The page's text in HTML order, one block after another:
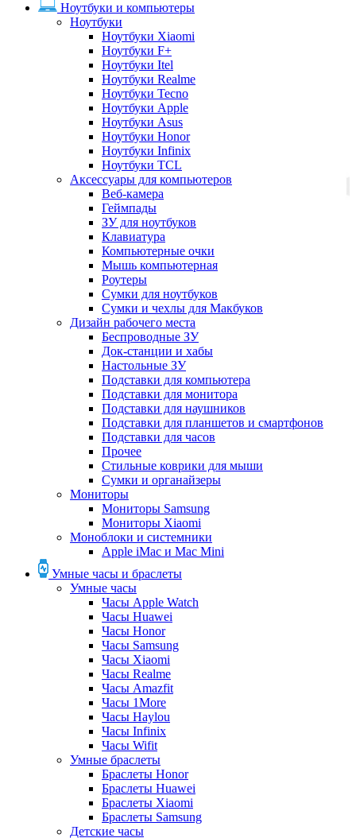
Ноутбуки и компьютеры
Ноутбуки
Ноутбуки Xiaomi
Ноутбуки F+
Ноутбуки Itel
Ноутбуки Realme
Ноутбуки Tecno
Ноутбуки Apple
Ноутбуки Asus
Ноутбуки Honor
Ноутбуки Infinix
Ноутбуки TCL
Аксессуары для компьютеров
Веб-камера
Геймпады
ЗУ для ноутбуков
Клавиатура
Компьютерные очки
Мышь компьютерная
Роутеры
Сумки для ноутбуков
Сумки и чехлы для Макбуков
Дизайн рабочего места
Беспроводные ЗУ
Док-станции и хабы
Настольные ЗУ
Подставки для компьютера
Подставки для монитора
Подставки для наушников
Подставки для планшетов и смартфонов
Подставки для часов
Прочее
Стильные коврики для мыши
Сумки и органайзеры
Мониторы
Мониторы Samsung
Мониторы Xiaomi
Моноблоки и системники
Apple iMac и Mac Mini
Умные часы и браслеты
Умные часы
Часы Apple Watch
Часы Huawei
Часы Honor
Часы Samsung
Часы Xiaomi
Часы Realme
Часы Amazfit
Часы 1More
Часы Haylou
Часы Infinix
Часы Wifit
Умные браслеты
Браслеты Honor
Браслеты Huawei
Браслеты Xiaomi
Браслеты Samsung
Детские часы